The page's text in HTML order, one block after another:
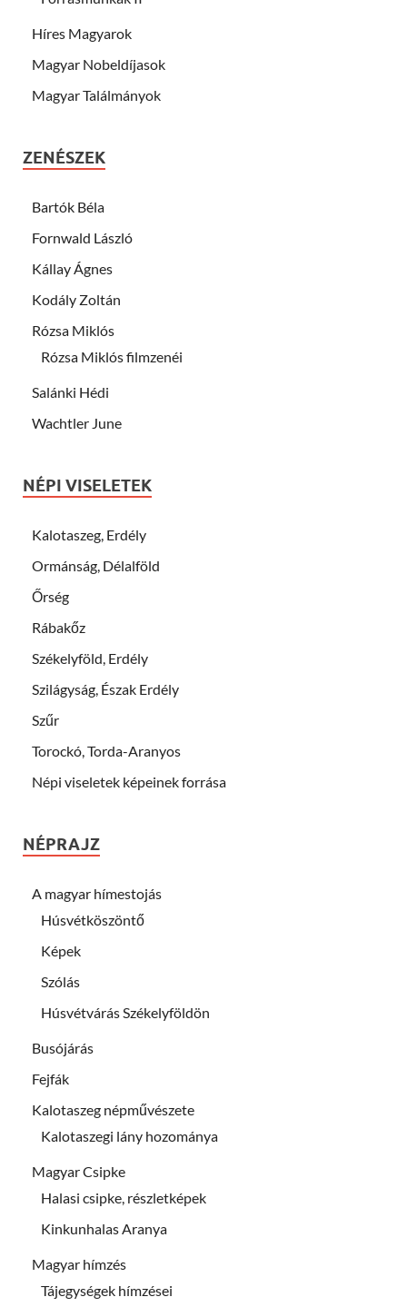
Híres Magyarok
Magyar Nobeldíjasok
Magyar Találmányok
ZENÉSZEK
Bartók Béla
Fornwald László
Kállay Ágnes
Kodály Zoltán
Rózsa Miklós
Rózsa Miklós filmzenéi
Salánki Hédi
Wachtler June
NÉPI VISELETEK
Kalotaszeg, Erdély
Ormánság, Délalföld
Őrség
Rábakőz
Székelyföld, Erdély
Szilágyság, Észak Erdély
Szűr
Torockó, Torda-Aranyos
Népi viseletek képeinek forrása
NÉPRAJZ
A magyar hímestojás
Húsvétköszöntő
Képek
Szólás
Húsvétvárás Székelyföldön
Busójárás
Fejfák
Kalotaszeg népművészete
Kalotaszegi lány hozománya
Magyar Csipke
Halasi csipke, részletképek
Kinkunhalas Aranya
Magyar hímzés
Tájegységek hímzései